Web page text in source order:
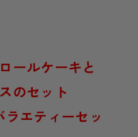
ールケーキと
のセット
エティーセッ